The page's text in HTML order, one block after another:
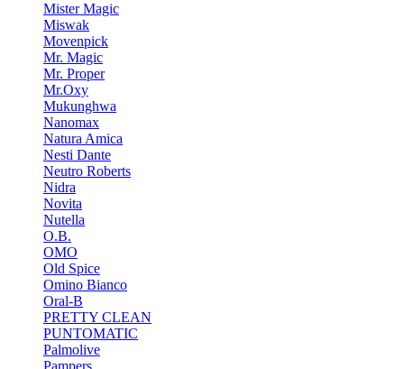
Mister Magic
Miswak
Movenpick
Mr. Magic
Mr. Proper
Mr.Oxy
Mukunghwa
Nanomax
Natura Amica
Nesti Dante
Neutro Roberts
Nidra
Novita
Nutella
O.B.
OMO
Old Spice
Omino Bianco
Oral-B
PRETTY CLEAN
PUNTOMATIC
Palmolive
Pampers